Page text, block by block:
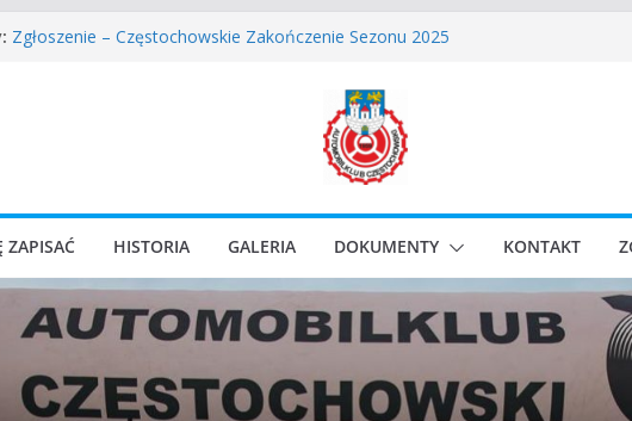
Częstochowskie Rozpoczęcie Sezonu 2026
Zgłoszenie – Częstochowskie Zakończenie Sezonu 2025
I Gliwicki Classic Sprint o Puchar Prezydenta Miasta Gliwice
ZAPISAĆ HISTORIA GALERIA DOKUMENTY KONTAKT